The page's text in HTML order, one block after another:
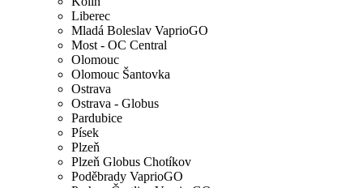
Liberec
Mladá Boleslav VaprioGO
Most - OC Central
Olomouc
Olomouc Šantovka
Ostrava
Ostrava - Globus
Pardubice
Písek
Plzeň
Plzeň Globus Chotíkov
Poděbrady VaprioGO